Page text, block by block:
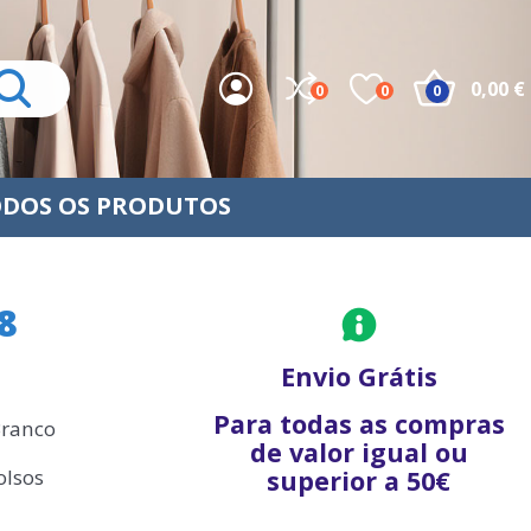
0 0 0,00 €
0
OS PRODUTOS
Envio Grátis
Para todas as compras
de valor igual ou
superior a 50€